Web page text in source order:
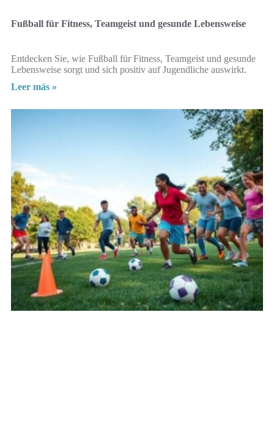
Fußball für Fitness, Teamgeist und gesunde Lebensweise
Entdecken Sie, wie Fußball für Fitness, Teamgeist und gesunde
Lebensweise sorgt und sich positiv auf Jugendliche auswirkt.
Leer más »